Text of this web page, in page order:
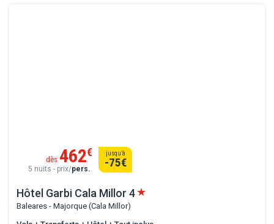
Hôtel Garbi Cala Millor 4
Baleares - Majorque (Cala Millor)
dès 462€
5 nuits - prix/pers.
jusqu’à
-75€